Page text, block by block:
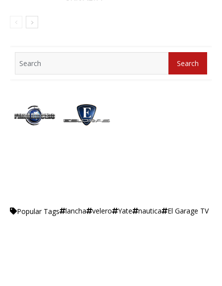
for:
Search
Popular Tags lancha velero Yate nautica El Garage TV